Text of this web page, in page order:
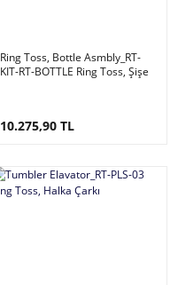
Ring Toss, Bottle Asmbly_RT-
KIT-RT-BOTTLE Ring Toss, Şişe
10.275,90 TL